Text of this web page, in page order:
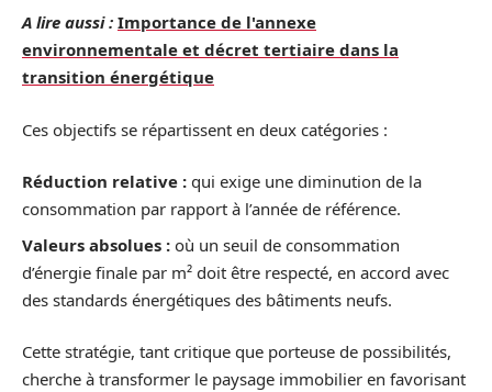
A lire aussi : Importance de l'annexe
environnementale et décret tertiaire dans la
transition énergétique
Ces objectifs se répartissent en deux catégories :
Réduction relative : qui exige une diminution de la
consommation par rapport à l’année de référence.
Valeurs absolues : où un seuil de consommation
d’énergie finale par m² doit être respecté, en accord avec
des standards énergétiques des bâtiments neufs.
Cette stratégie, tant critique que porteuse de possibilités,
cherche à transformer le paysage immobilier en favorisant